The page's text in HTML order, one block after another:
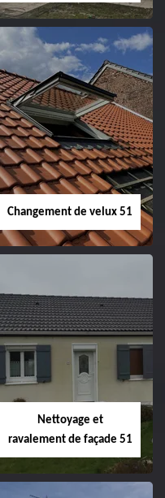
Démoussage de
toiture 51
Changement de velux 51
Changement de
velux 51
Nettoyage et
ravalement de façade 51